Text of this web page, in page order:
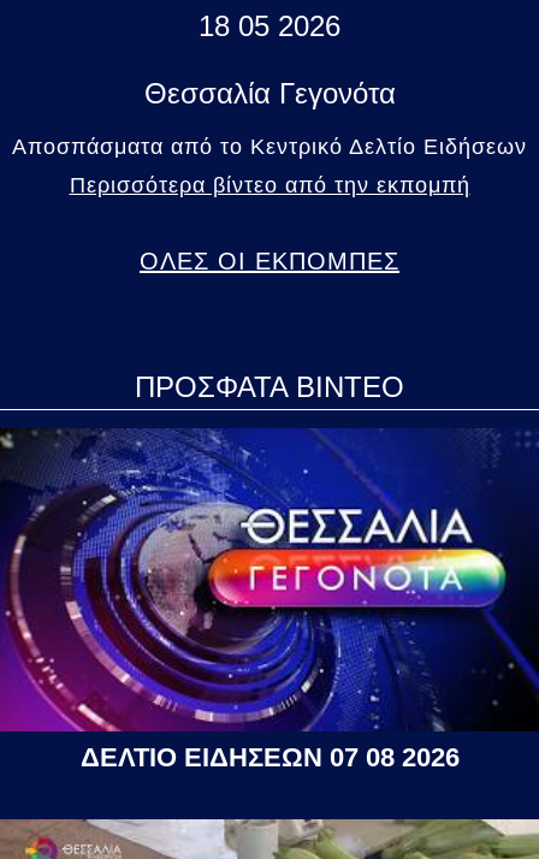
18 05 2026
Θεσσαλία Γεγονότα
Αποσπάσματα από το Κεντρικό Δελτίο Ειδήσεων
Περισσότερα βίντεο από την εκπομπή
ΟΛΕΣ ΟΙ ΕΚΠΟΜΠΕΣ
ΠΡΟΣΦΑΤΑ ΒΙΝΤΕΟ
ΔΕΛΤΙΟ ΕΙΔΗΣΕΩΝ 07 08 2026